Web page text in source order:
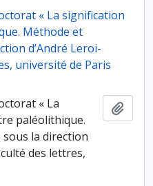
« La signification
Méthode et
d’André Leroi-
université de Paris
« La
paléolithique.
la direction
des lettres,